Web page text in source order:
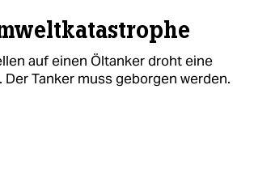
auf einen Öltanker droht eine
Tanker muss geborgen werden.